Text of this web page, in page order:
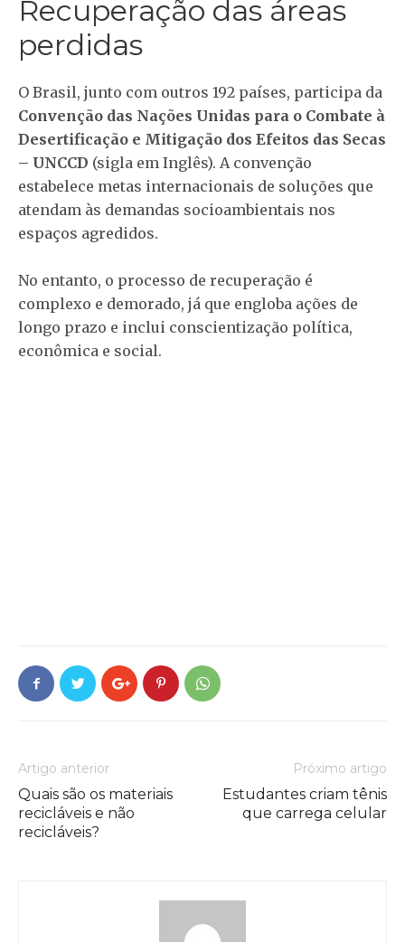
Recuperação das áreas
perdidas
O Brasil, junto com outros 192 países, participa da
Convenção das Nações Unidas para o Combate à
Desertificação e Mitigação dos Efeitos das Secas
– UNCCD (sigla em Inglês). A convenção
estabelece metas internacionais de soluções que
atendam às demandas socioambientais nos
espaços agredidos.
No entanto, o processo de recuperação é
complexo e demorado, já que engloba ações de
longo prazo e inclui conscientização política,
econômica e social.
Artigo anterior
Quais são os materiais
recicláveis e não
recicláveis?
Próximo artigo
Estudantes criam tênis
que carrega celular